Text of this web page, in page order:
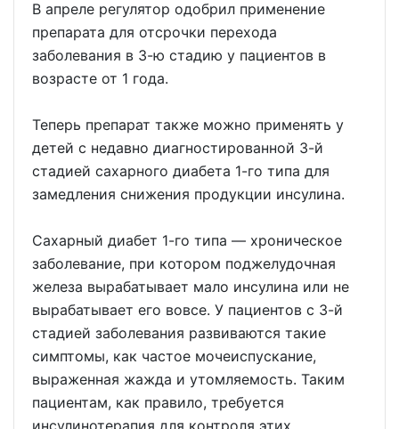
В апреле регулятор одобрил применение
препарата для отсрочки перехода
заболевания в 3-ю стадию у пациентов в
возрасте от 1 года.
Теперь препарат также можно применять у
детей с недавно диагностированной 3-й
стадией сахарного диабета 1-го типа для
замедления снижения продукции инсулина.
Сахарный диабет 1-го типа — хроническое
заболевание, при котором поджелудочная
железа вырабатывает мало инсулина или не
вырабатывает его вовсе. У пациентов с 3-й
стадией заболевания развиваются такие
симптомы, как частое мочеиспускание,
выраженная жажда и утомляемость. Таким
пациентам, как правило, требуется
инсулинотерапия для контроля этих